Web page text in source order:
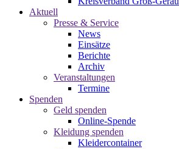
Aktuell
Presse & Service
News
Einsätze
Berichte
Archiv
Veranstaltungen
Termine
Spenden
Geld spenden
Online-Spende
Kleidung spenden
Kleidercontainer